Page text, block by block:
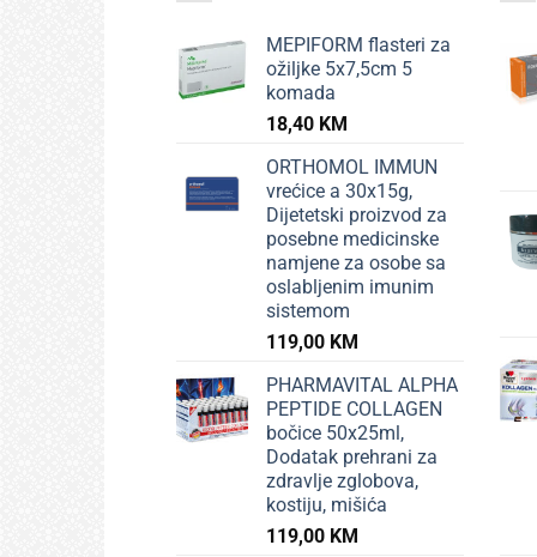
MEPIFORM flasteri za
ožiljke 5x7,5cm 5
komada
18,40 KM
ORTHOMOL IMMUN
vrećice a 30x15g,
Dijetetski proizvod za
posebne medicinske
namjene za osobe sa
oslabljenim imunim
sistemom
119,00 KM
PHARMAVITAL ALPHA
PEPTIDE COLLAGEN
bočice 50x25ml,
Dodatak prehrani za
zdravlje zglobova,
kostiju, mišića
119,00 KM